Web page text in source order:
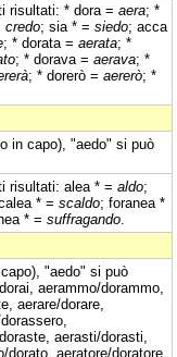
risultati: * dora = aera; *
credo; sia * = siedo; acca
; * dorata = aerata; *
; * dorava = aerava; *
; * dorerò = aererò; *
in capo), "aedo" si può
risultati: alea * = aldo;
* = scaldo; foranea *
* = suffragando
"aedo" si può
aerammo/dorammo,
aerare/dorare,
aerasti/dorasti,
aeratore/doratore,